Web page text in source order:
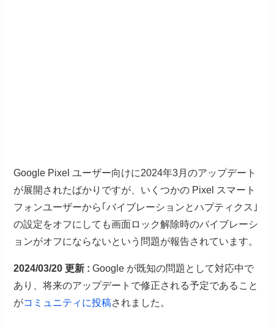
Google Pixel ユーザー向けに2024年3月のアップデート
が展開されたばかりですが、いくつかの Pixel スマート
フォンユーザーから｢バイブレーションとハプティクス｣
の設定をオフにしても画面ロック解除時のバイブレーシ
ョンがオフにならないという問題が報告されています。
2024/03/20 更新 : Google が既知の問題として対応中で
あり、将来のアップデートで修正される予定であること
がコミュニティに投稿されました。